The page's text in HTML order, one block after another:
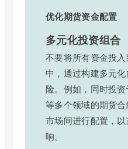
优化期货资金配置
多元化投资组合
不要将所有资金投
中，通过构建多元
险。例如，同时投
等多个领域的期货
市场间进行配置，
响。